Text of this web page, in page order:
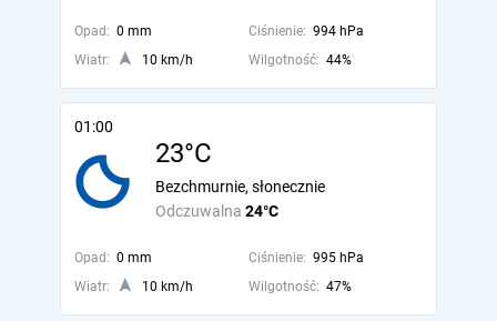
Opad: 0 mm Ciśnienie: 994 hPa
Wiatr:
10 km/h Wilgotność: 44%
01:00
23°C
Odczuwalna 24°C
Bezchmurnie, słonecznie
Opad: 0 mm Ciśnienie: 995 hPa
Wiatr:
10 km/h Wilgotność: 47%